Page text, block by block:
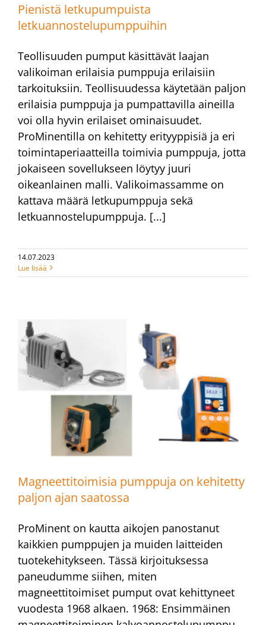
Pienistä letkupumpuista
letkuannostelupumppuihin
Teollisuuden pumput käsittävät laajan
valikoiman erilaisia pumppuja erilaisiin
tarkoituksiin. Teollisuudessa käytetään paljon
erilaisia pumppuja ja pumpattavilla aineilla
voi olla hyvin erilaiset ominaisuudet.
ProMinentilla on kehitetty erityyppisiä ja eri
toimintaperiaatteilla toimivia pumppuja, jotta
jokaiseen sovellukseen löytyy juuri
oikeanlainen malli. Valikoimassamme on
kattava määrä letkupumppuja sekä
letkuannostelupumppuja. [...]
14.07.2023
Lue lisää
Magneettitoimisia pumppuja on kehitetty
paljon ajan saatossa
ProMinent on kautta aikojen panostanut
kaikkien pumppujen ja muiden laitteiden
tuotekehitykseen. Tässä kirjoituksessa
paneudumme siihen, miten
magneettitoimiset pumput ovat kehittyneet
vuodesta 1968 alkaen. 1968: Ensimmäinen